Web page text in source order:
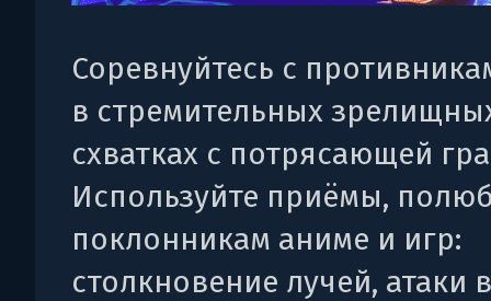
Соревнуйтесь с
в стремительных
схватках с потрясающей
Используйте приёмы,
поклонникам аниме и игр:
столкновение лучей, атаки